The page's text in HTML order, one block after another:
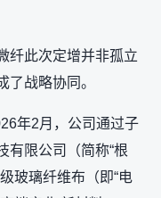
纤此次定增并非孤立
了战略协同。
年2月，公司通过子
有限公司（简称“根
玻璃纤维布（即“电